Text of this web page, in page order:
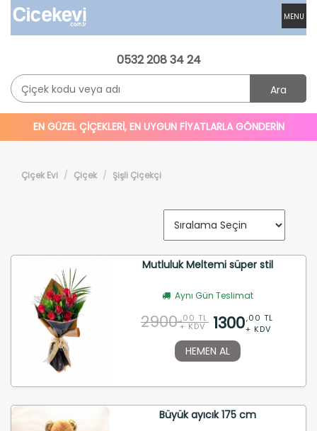
MENU
0532 208 34 24
Ara
EN GÜZEL ÇİÇEKLERİ, EN UYGUN FİYATLARLA GÖNDERİN
Çiçek Evi Çiçek Şişli Çiçekçi
Mutluluk Meltemi süper stil
Aynı Gün Teslimat
2900 ,00 TL
+ KDV 1300,00 TL
+ KDV
HEMEN AL
Büyük ayıcık 175 cm